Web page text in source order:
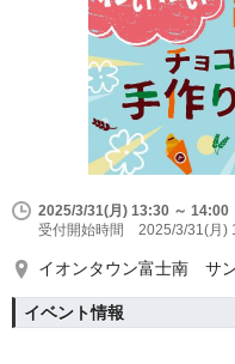
2025/3/31(月) 13:30 ～ 14:00
受付開始時間 2025/3/31(月)
イオンタウン富士南 サ
イベント情報